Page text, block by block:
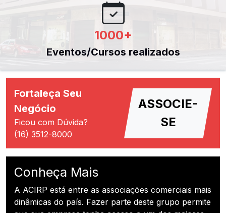
1000+
Eventos/Cursos realizados
Fortaleça Seu
Negócio
Ficou com Dúvida?
(16) 3512-8000
ASSOCIE-
SE
Conheça Mais
A ACIRP está entre as associações comerciais mais
dinâmicas do país. Fazer parte deste grupo permite